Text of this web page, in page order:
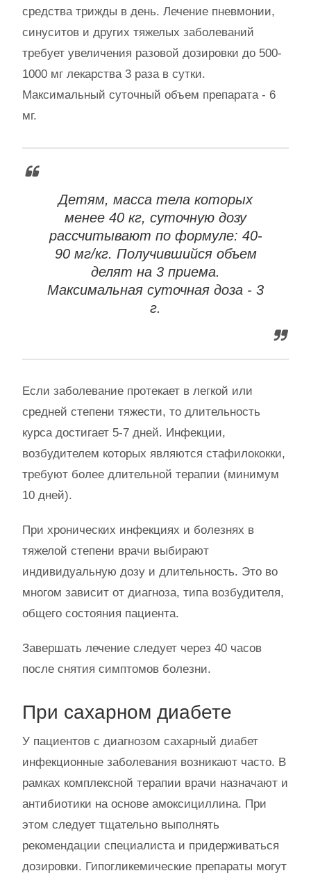
средства трижды в день. Лечение пневмонии,
синуситов и других тяжелых заболеваний
требует увеличения разовой дозировки до 500-
1000 мг лекарства 3 раза в сутки.
Максимальный суточный объем препарата - 6
мг.
Детям, масса тела которых
менее 40 кг, суточную дозу
рассчитывают по формуле: 40-
90 мг/кг. Получившийся объем
делят на 3 приема.
Максимальная суточная доза - 3
г.
Если заболевание протекает в легкой или
средней степени тяжести, то длительность
курса достигает 5-7 дней. Инфекции,
возбудителем которых являются стафилококки,
требуют более длительной терапии (минимум
10 дней).
При хронических инфекциях и болезнях в
тяжелой степени врачи выбирают
индивидуальную дозу и длительность. Это во
многом зависит от диагноза, типа возбудителя,
общего состояния пациента.
Завершать лечение следует через 40 часов
после снятия симптомов болезни.
При сахарном диабете
У пациентов с диагнозом сахарный диабет
инфекционные заболевания возникают часто. В
рамках комплексной терапии врачи назначают и
антибиотики на основе амоксициллина. При
этом следует тщательно выполнять
рекомендации специалиста и придерживаться
дозировки. Гипогликемические препараты могут